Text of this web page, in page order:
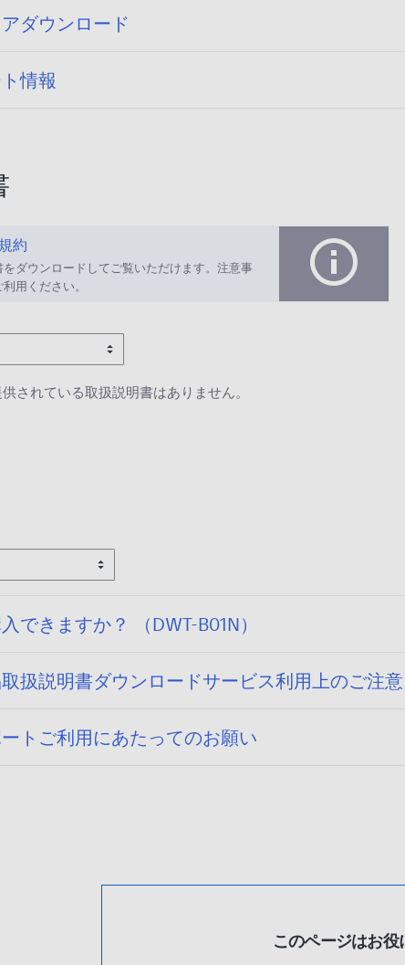
ダウンロード
情報
約
ダウンロードしてご覧いただけます。注意事
用ください。
されている取扱説明書はありません。
できますか？ （DWT-B01N）
扱説明書ダウンロードサービス利用上のご注意
トご利用にあたってのお願い
このページはお役